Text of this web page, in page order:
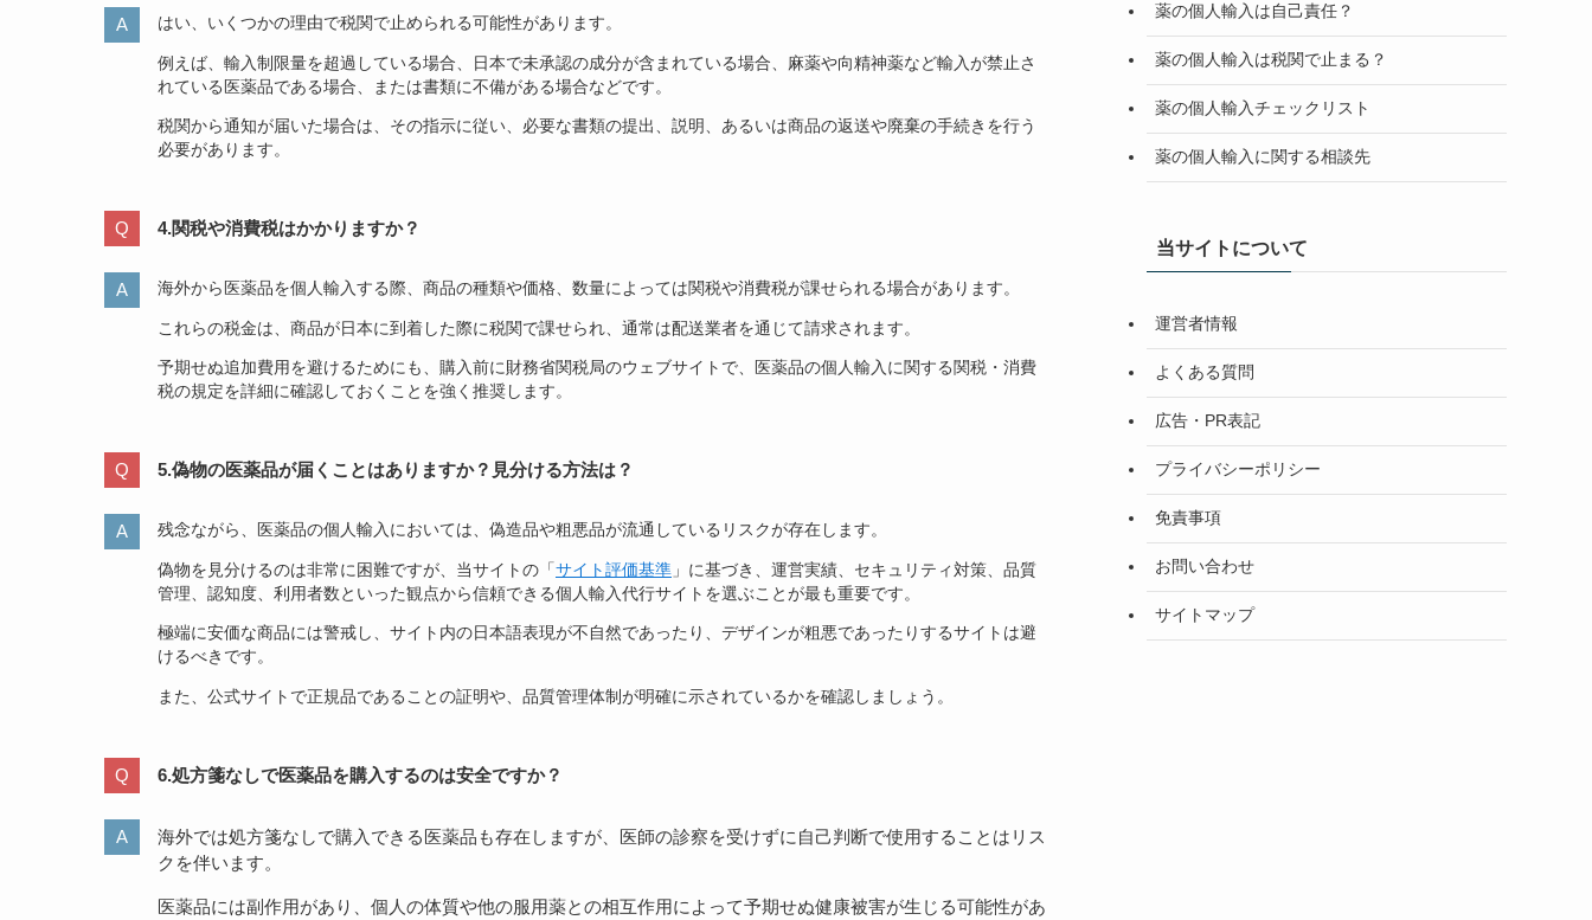
はい、いくつかの理由で税関で止められる可能性があります。
例えば、輸入制限量を超過している場合、日本で未承認の成分が含まれている場合、麻薬や向精神薬など輸入が禁止さ
れている医薬品である場合、または書類に不備がある場合などです。
税関から通知が届いた場合は、その指示に従い、必要な書類の提出、説明、あるいは商品の返送や廃棄の手続きを行う
必要があります。
4.関税や消費税はかかりますか？
海外から医薬品を個人輸入する際、商品の種類や価格、数量によっては関税や消費税が課せられる場合があります。
これらの税金は、商品が日本に到着した際に税関で課せられ、通常は配送業者を通じて請求されます。
予期せぬ追加費用を避けるためにも、購入前に財務省関税局のウェブサイトで、医薬品の個人輸入に関する関税・消費
税の規定を詳細に確認しておくことを強く推奨します。
5.偽物の医薬品が届くことはありますか？見分ける方法は？
残念ながら、医薬品の個人輸入においては、偽造品や粗悪品が流通しているリスクが存在します。
偽物を見分けるのは非常に困難ですが、当サイトの「サイト評価基準 」に基づき、運営実績、セキュリティ対策、品質
管理、認知度、利用者数といった観点から信頼できる個人輸入代行サイトを選ぶことが最も重要です。
極端に安価な商品には警戒し、サイト内の日本語表現が不自然であったり、デザインが粗悪であったりするサイトは避
けるべきです。
また、公式サイトで正規品であることの証明や、品質管理体制が明確に示されているかを確認しましょう。
6.処方箋なしで医薬品を購入するのは安全ですか？
海外では処方箋なしで購入できる医薬品も存在しますが、医師の診察を受けずに自己判断で使用することはリス
クを伴います。
医薬品には副作用があり、個人の体質や他の服用薬との相互作用によって予期せぬ健康被害が生じる可能性があ
薬の個人輸入は自己責任？
薬の個人輸入は税関で止まる？
薬の個人輸入チェックリスト
薬の個人輸入に関する相談先
当サイトについて
運営者情報
よくある質問
広告・PR表記
プライバシーポリシー
免責事項
お問い合わせ
サイトマップ